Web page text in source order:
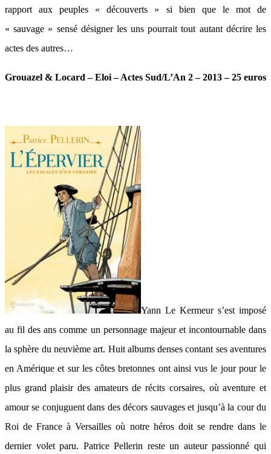
rapport aux peuples « découverts » si bien que le mot de
« sauvage » sensé désigner les uns pourrait tout autant décrire les
actes des autres…
Grouazel & Locard – Eloi – Actes Sud/L’An 2 – 2013 – 25 euros
Yann Le Kermeur s’est imposé
au fil des ans comme un personnage majeur et incontournable dans
la sphère du neuvième art. Huit albums denses contant ses aventures
en Amérique et sur les côtes bretonnes ont ainsi vus le jour pour le
plus grand plaisir des amateurs de récits corsaires, où aventure et
amour se conjuguent dans des décors sauvages et jusqu’à la cour du
Roi de France à Versailles où notre héros doit se rendre dans le
dernier volet paru. Patrice Pellerin reste un auteur passionné qui